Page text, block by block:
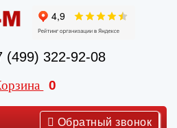
(499) 322-92-08
0
Обратный звонок